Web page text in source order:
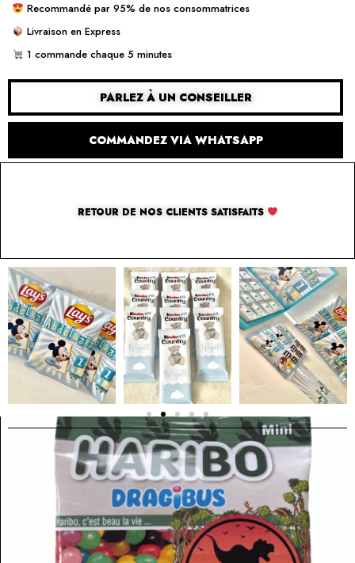
Recommandé par 95% de nos consommatrices
Livraison en Express
1 commande chaque 5 minutes
PARLEZ À UN CONSEILLER
COMMANDEZ VIA WHATSAPP
RETOUR DE NOS CLIENTS SATISFAITS